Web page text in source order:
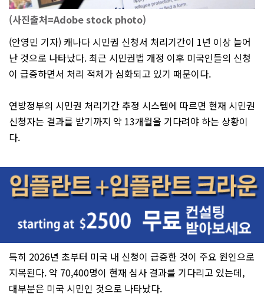
(사진출처=Adobe stock photo)
(안영민 기자) 캐나다 시민권 신청서 처리기간이 1년 이상 늘어
난 것으로 나타났다. 최근 시민권법 개정 이후 미국인들의 신청
이 급증하면서 처리 적체가 심화되고 있기 때문이다.
연방정부의 시민권 처리기간 추정 시스템에 따르면 현재 시민권
신청자는 결과를 받기까지 약 13개월을 기다려야 하는 상황이
다.
특히 2026년 초부터 미국 내 신청이 급증한 것이 주요 원인으로
지목된다. 약 70,400명이 현재 심사 결과를 기다리고 있는데,
대부분은 미국 시민인 것으로 나타났다.